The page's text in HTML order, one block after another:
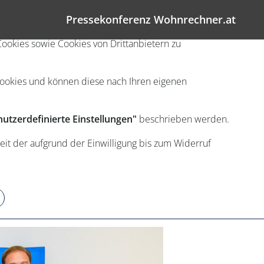
sowie Cookies von Drittanbietern zu
und können diese nach Ihren eigenen
Einstellungen" beschrieben werden.
der aufgrund der Einwilligung bis zum Widerruf
Pressekonferenz Wohnrechner.at